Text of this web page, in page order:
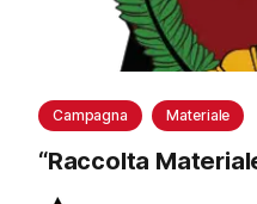
Campagna Materiale
“Raccolta